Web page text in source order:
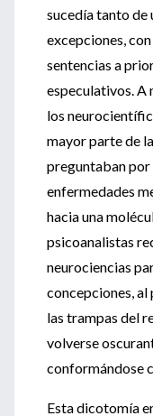
sucedía tanto de
excepciones,
sentencias a
especulativos. A
los
mayor parte de
preguntaban
enfermedades
hacia una
psicoanalistas
neurociencias
concepciones, al
las trampas del
volverse
conformándose
Esta dicotomía